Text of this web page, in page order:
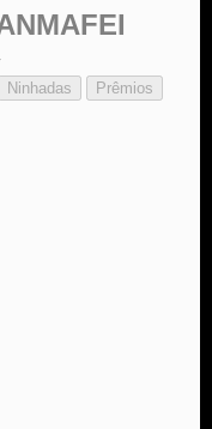
Ninhadas
Prêmios